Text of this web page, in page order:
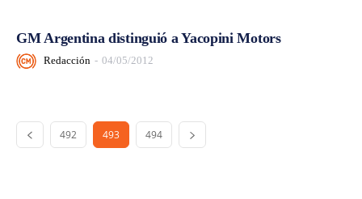
GM Argentina distinguió a Yacopini Motors
Redacción - 04/05/2012
492 493 494